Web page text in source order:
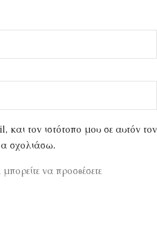
τον ιστότοπο μου σε αυτόν τον
σχολιάσω.
να προσθέσετε